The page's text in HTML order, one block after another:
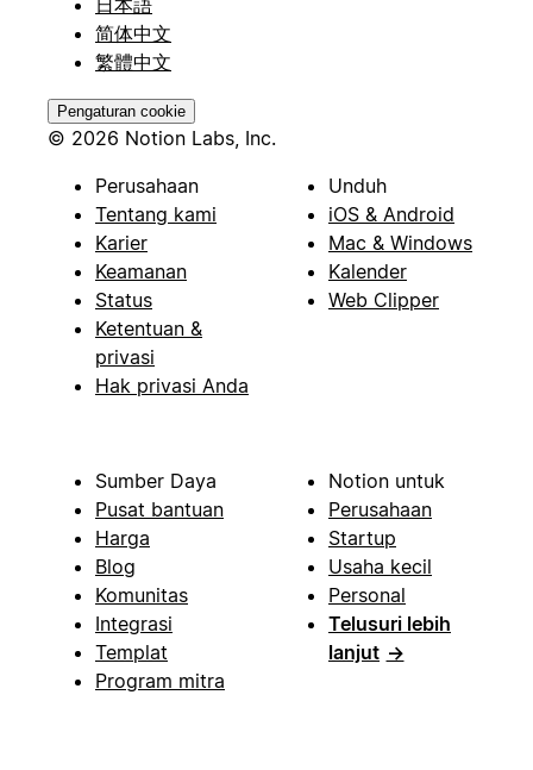
简体中文
繁體中文
Pengaturan cookie
© 2026 Notion Labs, Inc.
Perusahaan
Tentang kami
Karier
Keamanan
Status
Ketentuan &
privasi
Hak privasi Anda
Unduh
iOS & Android
Mac & Windows
Kalender
Web Clipper
Sumber Daya
Pusat bantuan
Harga
Blog
Komunitas
Integrasi
Templat
Program mitra
Notion untuk
Perusahaan
Startup
Usaha kecil
Personal
Telusuri lebih
lanjut →